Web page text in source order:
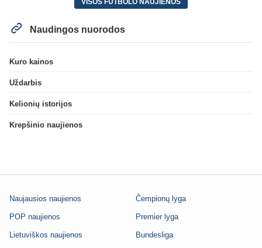
Naudingos nuorodos
Kuro kainos
Uždarbis
Kelionių istorijos
Krepšinio naujienos
Naujausios naujienos
POP naujienos
Lietuviškos naujienos
Čempionų lyga
Premier lyga
Bundesliga